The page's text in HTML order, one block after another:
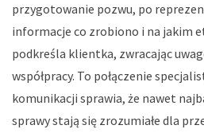
przygotowanie pozwu, po
informacje co zrobiono i na jakim
podkreśla klientka, zwracając
współpracy. To połączenie
komunikacji sprawia, że nawet
sprawy stają się zrozumiałe dla